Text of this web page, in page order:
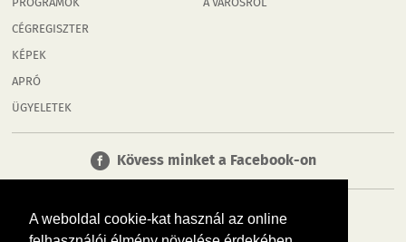
A weboldal cookie-kat használ az online
PROGRAMOK
CÉGREGISZTER
KÉPEK
APRÓ
ÜGYELETEK
A VÁROSRÓL
Kövess minket a Facebook-on